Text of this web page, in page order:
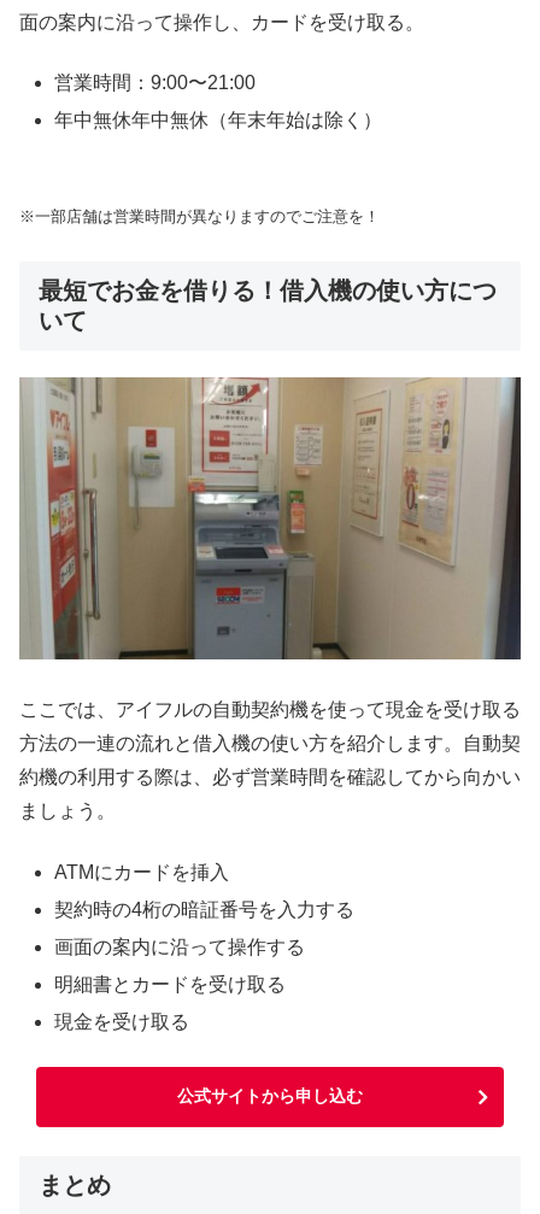
面の案内に沿って操作し、カードを受け取る。
営業時間：9:00〜21:00
年中無休年中無休（年末年始は除く）
※一部店舗は営業時間が異なりますのでご注意を！
最短でお金を借りる！借入機の使い方につ
いて
ここでは、アイフルの自動契約機を使って現金を受け取る
方法の一連の流れと借入機の使い方を紹介します。自動契
約機の利用する際は、必ず営業時間を確認してから向かい
ましょう。
ATMにカードを挿入
契約時の4桁の暗証番号を入力する
画面の案内に沿って操作する
明細書とカードを受け取る
現金を受け取る
公式サイトから申し込む
まとめ